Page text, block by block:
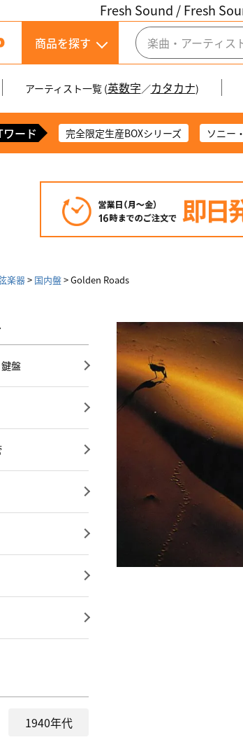
Fresh Sound / Fresh
商品を探す
アーティスト一覧 (英数字／カタカナ)
ワード 完全限定生産BOXシリーズ ソニー
楽器 国内盤 Golden Roads
盤
1940年代